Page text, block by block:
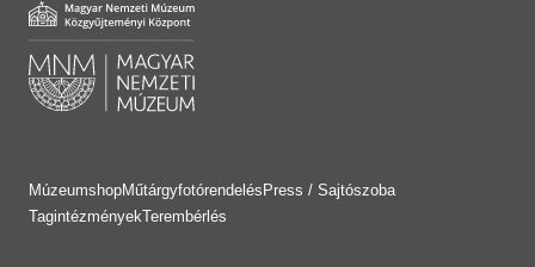
MúzeumshopMűtárgyfotórendelés Press / Sajtószoba
TagintézményekTerembérlés